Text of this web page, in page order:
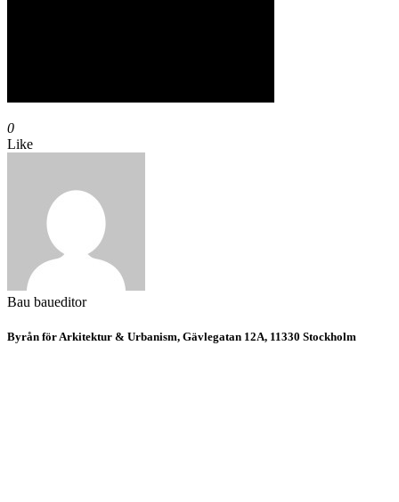
0
Like
Bau baueditor
Byrån för Arkitektur & Urbanism, Gävlegatan 12A, 11330 Stockholm